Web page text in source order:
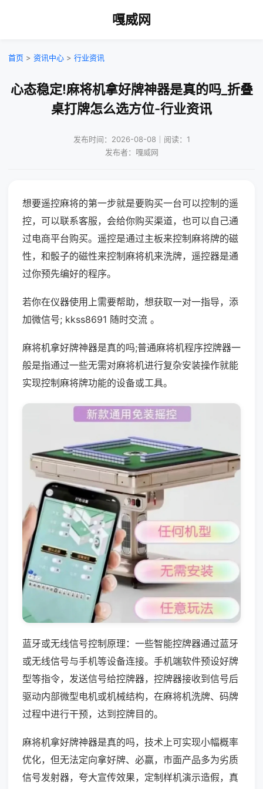
嘎威网
首页 > 资讯中心 > 行业资讯
心态稳定!麻将机拿好牌神器是真的吗_折叠
桌打牌怎么选方位-行业资讯
发布时间：2026-08-08｜阅读：1
发布者：嘎威网
想要遥控麻将的第一步就是要购买一台可以控制的遥
控，可以联系客服，会给你购买渠道，也可以自己通
过电商平台购买。遥控是通过主板来控制麻将牌的磁
性，和骰子的磁性来控制麻将机来洗牌，遥控器是通
过你预先编好的程序。
若你在仪器使用上需要帮助，想获取一对一指导，添
加微信号; kkss8691 随时交流 。
麻将机拿好牌神器是真的吗;普通麻将机程序控牌器一
般是指通过一些无需对麻将机进行复杂安装操作就能
实现控制麻将牌功能的设备或工具。
蓝牙或无线信号控制原理：一些智能控牌器通过蓝牙
或无线信号与手机等设备连接。手机端软件预设好牌
型等指令，发送信号给控牌器，控牌器接收到信号后
驱动内部微型电机或机械结构，在麻将机洗牌、码牌
过程中进行干预，达到控牌目的。
麻将机拿好牌神器是真的吗，技术上可实现小幅概率
优化，但无法定向拿好牌、必赢，市面产品多为劣质
信号发射器，夸大宣传效果，定制样机演示造假，真